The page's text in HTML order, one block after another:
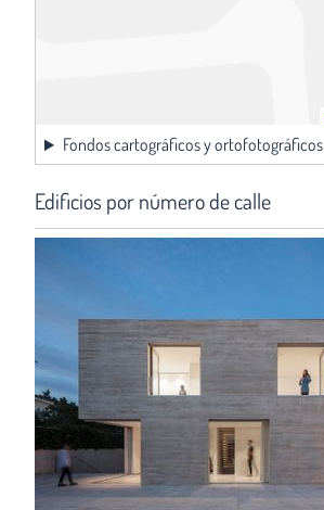
Fondos cartográficos y ortofotográficos
Edificios por número de calle